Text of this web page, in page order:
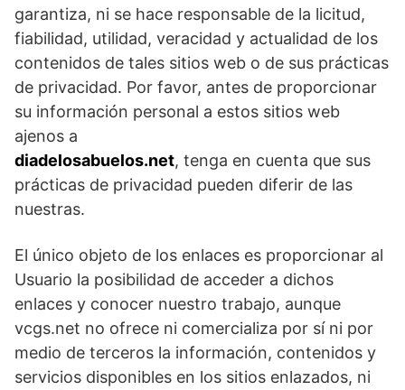
garantiza, ni se hace responsable de la licitud,
fiabilidad, utilidad, veracidad y actualidad de los
contenidos de tales sitios web o de sus prácticas
de privacidad. Por favor, antes de proporcionar
su información personal a estos sitios web
ajenos a
diadelosabuelos.net, tenga en cuenta que sus
prácticas de privacidad pueden diferir de las
nuestras.
El único objeto de los enlaces es proporcionar al
Usuario la posibilidad de acceder a dichos
enlaces y conocer nuestro trabajo, aunque
vcgs.net no ofrece ni comercializa por sí ni por
medio de terceros la información, contenidos y
servicios disponibles en los sitios enlazados, ni